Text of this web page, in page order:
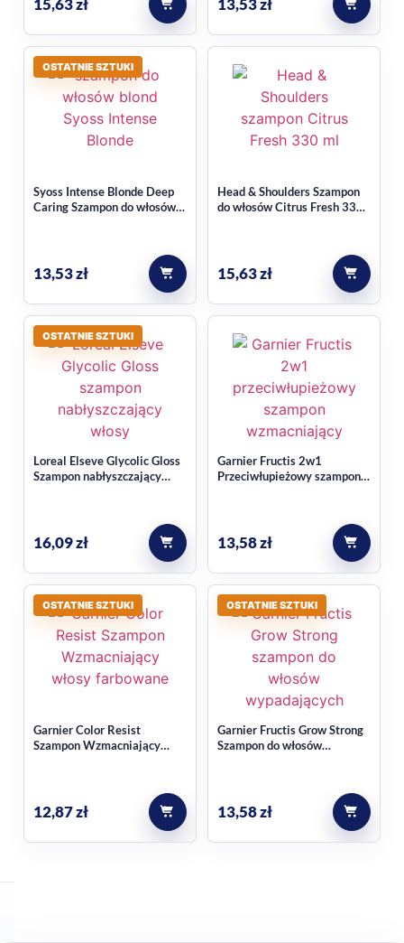
15,63zł 13,53zł
OSTATNIE SZTUKI
Syoss Intense Blonde Deep
Caring Szampon do włosów
13,53zł
Head & Shoulders Szampon
do włosów Citrus Fresh 330
15,63zł
OSTATNIE SZTUKI
Loreal Elseve Glycolic Gloss
Szampon nabłyszczający
16,09zł
Garnier Fructis 2w1
Przeciwłupieżowy szampon
13,58zł
OSTATNIE SZTUKI
Garnier Color Resist
Szampon Wzmacniający
12,87zł
OSTATNIE SZTUKI
Garnier Fructis Grow Strong
Szampon do włosów
13,58zł